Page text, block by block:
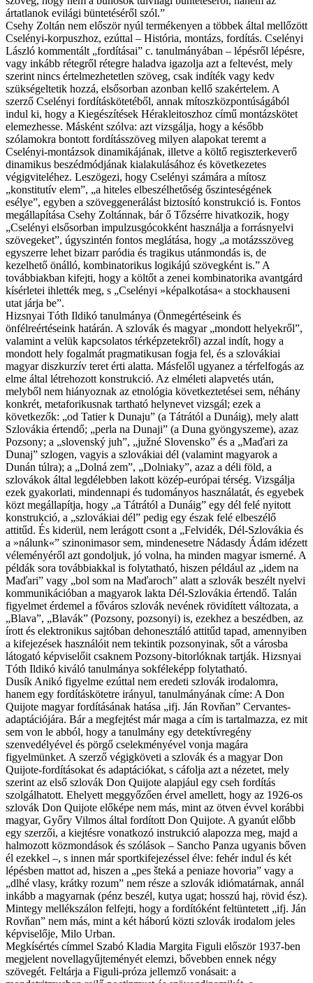
ártatlanok evilági büntetéséről szól.”
Csehy Zoltán nem először nyúl termékenyen a többek által mellőzött
Cselényi-korpuszhoz, ezúttal – História, montázs, fordítás. Cselényi
László kommentált „fordításai” c. tanulmányában – lépésről lépésre,
vagy inkább rétegről rétegre haladva igazolja azt a feltevést, mely
szerint nincs értelmezhetetlen szöveg, csak indíték vagy kedv
szükségeltetik hozzá, elsősorban azonban kellő szakértelem. A
szerző Cselényi fordításkötetéből, annak mítoszközpontúságából
indul ki, hogy a Kiegészítések Hérakleitoszhoz című montázskötet
elemezhesse. Másként szólva: azt vizsgálja, hogy a később
szólamokra bontott fordításszöveg milyen alapokat teremt a
Cselényi-montázsok dinamikájának, illetve a költő regiszterkeverő
dinamikus beszédmódjának kialakulásához és következetes
végigviteléhez. Leszögezi, hogy Cselényi számára a mítosz
„konstitutív elem”, „a hiteles elbeszélhetőség őszinteségének
esélye”, egyben a szöveggenerálást biztosító konstrukció is. Fontos
megállapítása Csehy Zoltánnak, bár ő Tőzsérre hivatkozik, hogy
„Cselényi elsősorban impulzusgócokként használja a forrásnyelvi
szövegeket”, úgyszintén fontos meglátása, hogy „a motázsszöveg
egyszerre lehet bizarr paródia és tragikus utánmondás is, de
kezelhető önálló, kombinatorikus logikájú szövegként is.” A
továbbiakban kifejti, hogy a költőt a zenei kombinatorika avantgárd
kísérletei ihlették meg, s „Cselényi »képalkotása« a stock­hauseni
utat járja be”.
Hizsnyai Tóth Ildikó tanulmánya (Önmegértéseink és
önfélreértéseink határán. A szlovák és magyar „mondott helyekről”,
valamint a velük kapcsolatos térképzetekről) azzal indít, hogy a
mondott hely fogalmát pragmatikusan fogja fel, és a szlovákiai
magyar diszkurzív teret érti alatta. Másfelől ugyanez a térfelfogás az
elme által létrehozott konstrukció. Az elméleti alapvetés után,
melyből nem hiányoznak az etnológia következtetései sem, néhány
konkrét, metaforikusnak tartható helynevet vizsgál; ezek a
következők: „od Tatier k Dunaju” (a Tátrától a Dunáig), mely alatt
Szlovákia értendő; „perla na Dunaji” (a Duna gyöngyszeme), azaz
Pozsony; a „slovenský juh”, „južné Slovensko” és a „Maďari za
Dunaj” szlogen, vagyis a szlovákiai dél (valamint magyarok a
Dunán túlra); a „Dolná zem”, „Dolniaky”, azaz a déli föld, a
szlovákok által legdélebben lakott közép-európai térség. Vizsgálja
ezek gyakorlati, mindennapi és tudományos használatát, és egyebek
közt megállapítja, hogy „a Tátrától a Dunáig” egy dél felé nyitott
konstrukció, a „szlovákiai dél” pedig egy észak felé elbeszélő
attitűd. És kiderül, nem lerágott csont a „Felvidék, Dél-Szlovákia és
a »nálunk«” szinonimasor sem, minden­esetre Nádasdy Ádám idézett
véleményéről azt gondoljuk, jó volna, ha minden magyar ismerné. A
példák sora továbbiakkal is folytatható, hiszen például az „idem na
Maďari” vagy „bol som na Maďaroch” alatt a szlovák beszélt nyelvi
kommunikációban a magyarok lakta Dél-Szlovákia értendő. Talán
figyelmet érdemel a főváros szlovák nevének rövidített változata, a
„Blava”, „Blavák” (Pozsony, pozsonyi) is, ezekhez a beszédben, az
írott és elektronikus sajtóban dehonesztáló attitűd tapad, amennyiben
a kifejezések használóit nem tekintik pozsonyinak, sőt a városba
látogató képviselőit csaknem Pozsony-bitorlóknak tartják. Hizsnyai
Tóth Ildikó kiváló tanulmánya sokféleképp folytatható.
Dusík Anikó figyelme ezúttal nem eredeti szlovák irodalomra,
hanem egy fordításkötetre irányul, tanulmányának címe: A Don
Quijote magyar fordításának hatása „ifj. Ján Rovňan” Cervantes-
adaptációjára. Bár a megfejtést már maga a cím is tartalmazza, ez mit
sem von le abból, hogy a tanulmány egy detektívregény
szenvedélyével és pörgő cselekményével vonja magára
figyelmünket. A szerző végigköveti a szlovák és a magyar Don
Quijote-fordításokat és adaptációkat, s cáfolja azt a nézetet, mely
szerint az első szlovák Don Quijote alapjául egy cseh fordítás
szolgálhatott. Ehelyett meggyőzően érvel amellett, hogy az 1926-os
szlovák Don Quijote előképe nem más, mint az ötven évvel korábbi
magyar, Győry Vilmos által fordított Don Quijote. A gyanút előbb
egy szerzői, a kiejtésre vonatkozó instrukció alapozza meg, majd a
halmozott közmondások és szólások – Sancho Panza ugyanis bőven
él ezekkel –, s innen már sportkifejezéssel élve: fehér indul és két
lépésben mattot ad, hiszen a „pes šteká a peniaze hovoria” vagy a
„dlhé vlasy, krátky rozum” nem része a szlovák idiómatárnak, annál
inkább a magyarnak (pénz beszél, kutya ugat; hosszú haj, rövid ész).
Mintegy mellékszálon felfejti, hogy a fordítóként feltüntetett „ifj. Ján
Rovňan” nem más, mint a két háború közti szlovák irodalom jeles
képviselője, Milo Urban.
Megkísértés címmel Szabó Kladia Margita Figuli először 1937-ben
megjelent novellagyűjteményét elemzi, bővebben ennek négy
szövegét. Feltárja a Figuli-próza jellemző vonásait: a